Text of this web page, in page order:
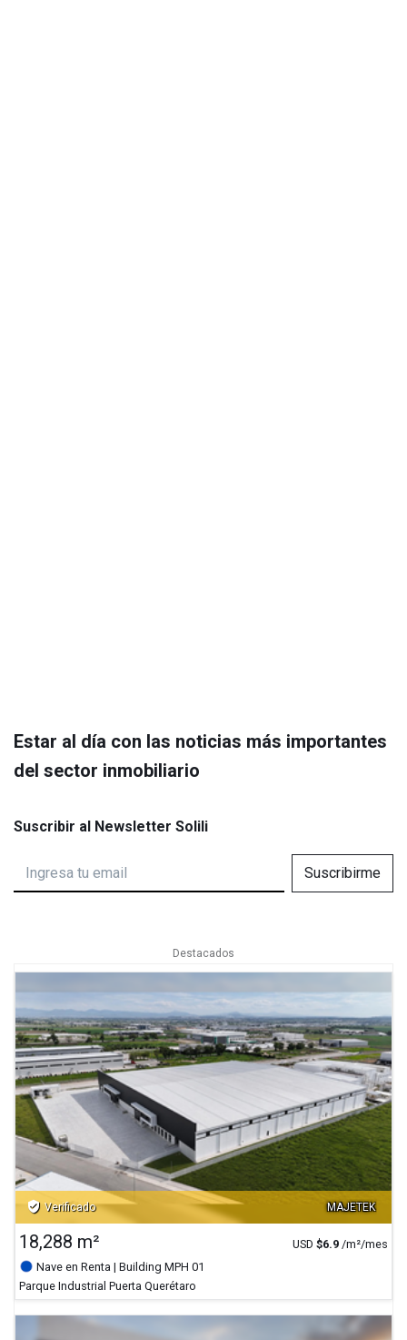
Estar al día con las noticias más importantes
del sector inmobiliario
Suscribir al Newsletter Solili
Suscribirme
Destacados
MAJETEK
verified_user Verificado
18,288 m² USD $6.9 /m²/mes
Nave en Renta | Building MPH 01
Parque Industrial Puerta Querétaro